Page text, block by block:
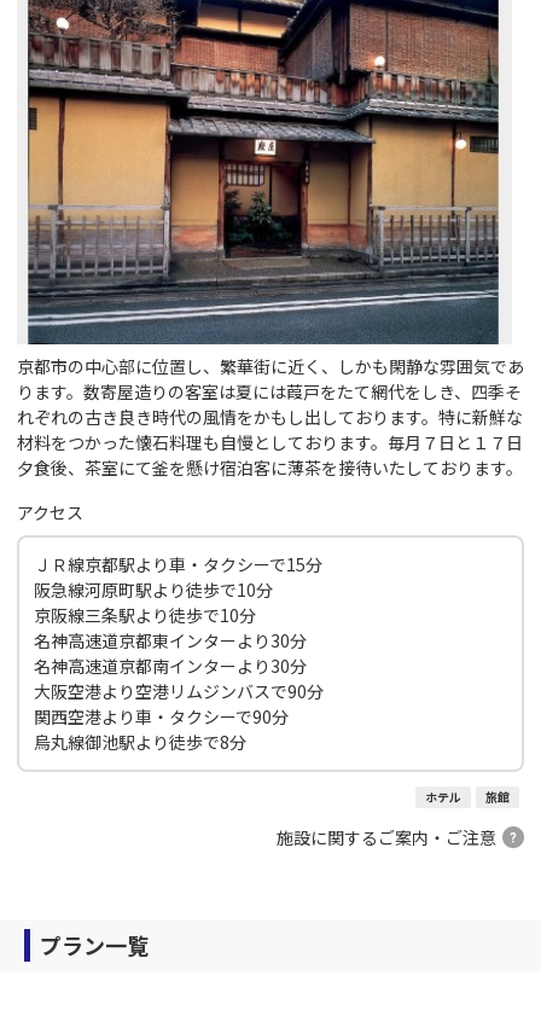
京都市の中心部に位置し、繁華街に近く、しかも閑静な雰囲気であ
ります。数寄屋造りの客室は夏には葭戸をたて網代をしき、四季そ
れぞれの古き良き時代の風情をかもし出しております。特に新鮮な
材料をつかった懐石料理も自慢としております。毎月７日と１７日
夕食後、茶室にて釜を懸け宿泊客に薄茶を接待いたしております。
アクセス
ＪＲ線京都駅より車・タクシーで15分
阪急線河原町駅より徒歩で10分
京阪線三条駅より徒歩で10分
名神高速道京都東インターより30分
名神高速道京都南インターより30分
大阪空港より空港リムジンバスで90分
関西空港より車・タクシーで90分
烏丸線御池駅より徒歩で8分
ホテル 旅館
施設に関するご案内・ご注意
プラン一覧